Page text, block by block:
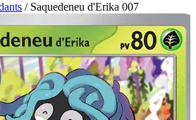
/ Saquedeneu d'Erika 007